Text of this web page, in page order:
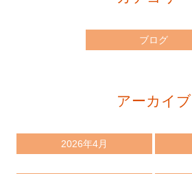
ブログ
アーカイブ
2026年4月